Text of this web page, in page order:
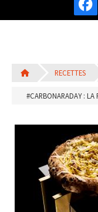
RECETTES
#CARBONARADAY : LA